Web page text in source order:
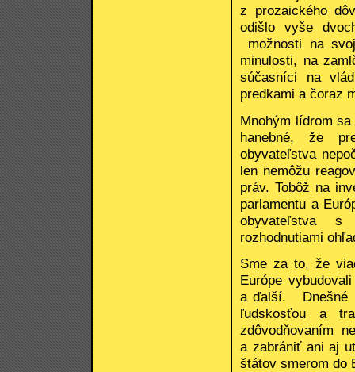
z prozaického
odišlo vyše
možnosti na
minulosti, na
súčasníci na
predkami a čoraz
Mnohým lídrom
hanebné, že
obyvateľstva
len nemôžu
práv. Tobôž na
parlamentu a
obyvateľstva s
rozhodnutiami
Sme za to, že
Európe
a ďalší. Dnešné
ľudskosťou a
zdôvodňovaním
a zabrániť ani aj
štátov smerom do